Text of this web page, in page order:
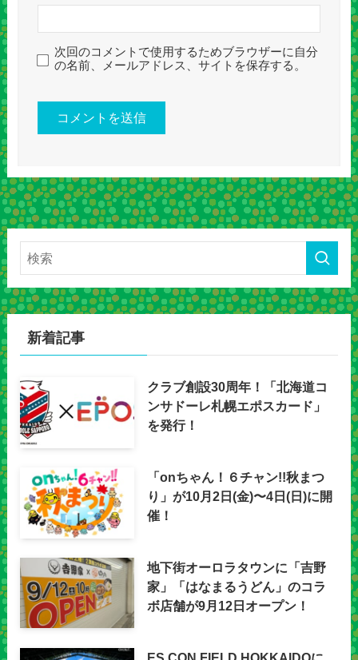
次回のコメントで使用するためブラウザーに自分
の名前、メールアドレス、サイトを保存する。
新着記事
クラブ創設30周年！「北海道コ
ンサドーレ札幌エポスカード」
を発行！
「onちゃん！６チャン!!秋まつ
り」が10月2日(金)〜4日(日)に開
催！
地下街オーロラタウンに「吉野
家」「はなまるうどん」のコラ
ボ店舗が9月12日オープン！